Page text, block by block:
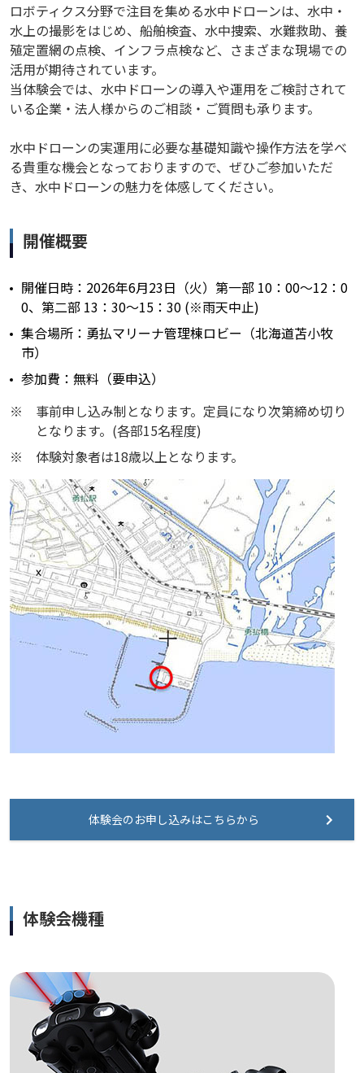
ロボティクス分野で注目を集める水中ドローンは、水中・
水上の撮影をはじめ、船舶検査、水中捜索、水難救助、養
殖定置網の点検、インフラ点検など、さまざまな現場での
活用が期待されています。
当体験会では、水中ドローンの導入や運用をご検討されて
いる企業・法人様からのご相談・ご質問も承ります。
水中ドローンの実運用に必要な基礎知識や操作方法を学べ
る貴重な機会となっておりますので、ぜひご参加いただ
き、水中ドローンの魅力を体感してください。
開催概要
開催日時：2026年6月23日（火）第一部 10：00～12：0
0、第二部 13：30～15：30 (※雨天中止)
集合場所：勇払マリーナ管理棟ロビー（北海道苫小牧
市）
参加費：無料（要申込）
※
事前申し込み制となります。定員になり次第締め切り
となります。(各部15名程度)
※
体験対象者は18歳以上となります。
体験会のお申し込みはこちらから
体験会機種